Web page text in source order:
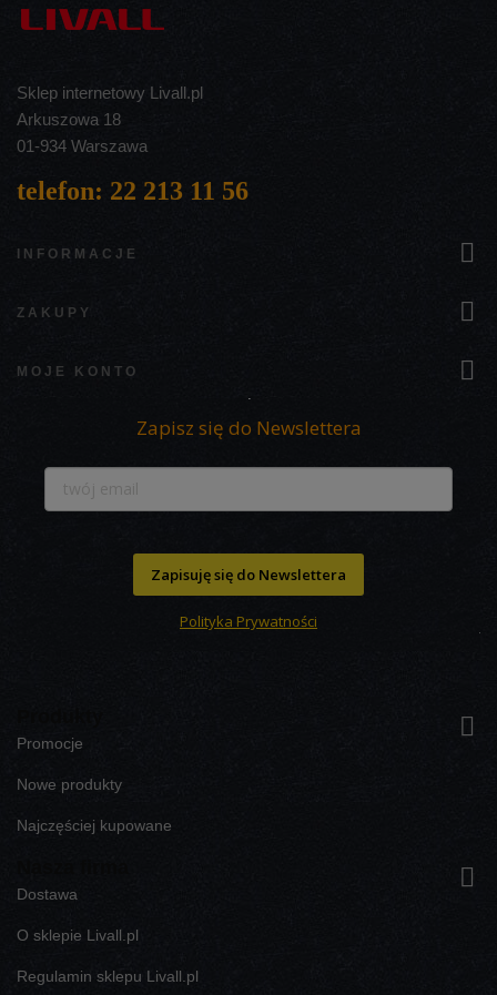
Sklep internetowy Livall.pl
Arkuszowa 18
01-934 Warszawa
telefon: 22 213 11 56
INFORMACJE 
ZAKUPY 
MOJE KONTO 
Zapisz się do Newslettera
Zapisuję się do Newslettera
Polityka Prywatności

Promocje
Nowe produkty
Najczęściej kupowane

Dostawa
O sklepie Livall.pl
Regulamin sklepu Livall.pl